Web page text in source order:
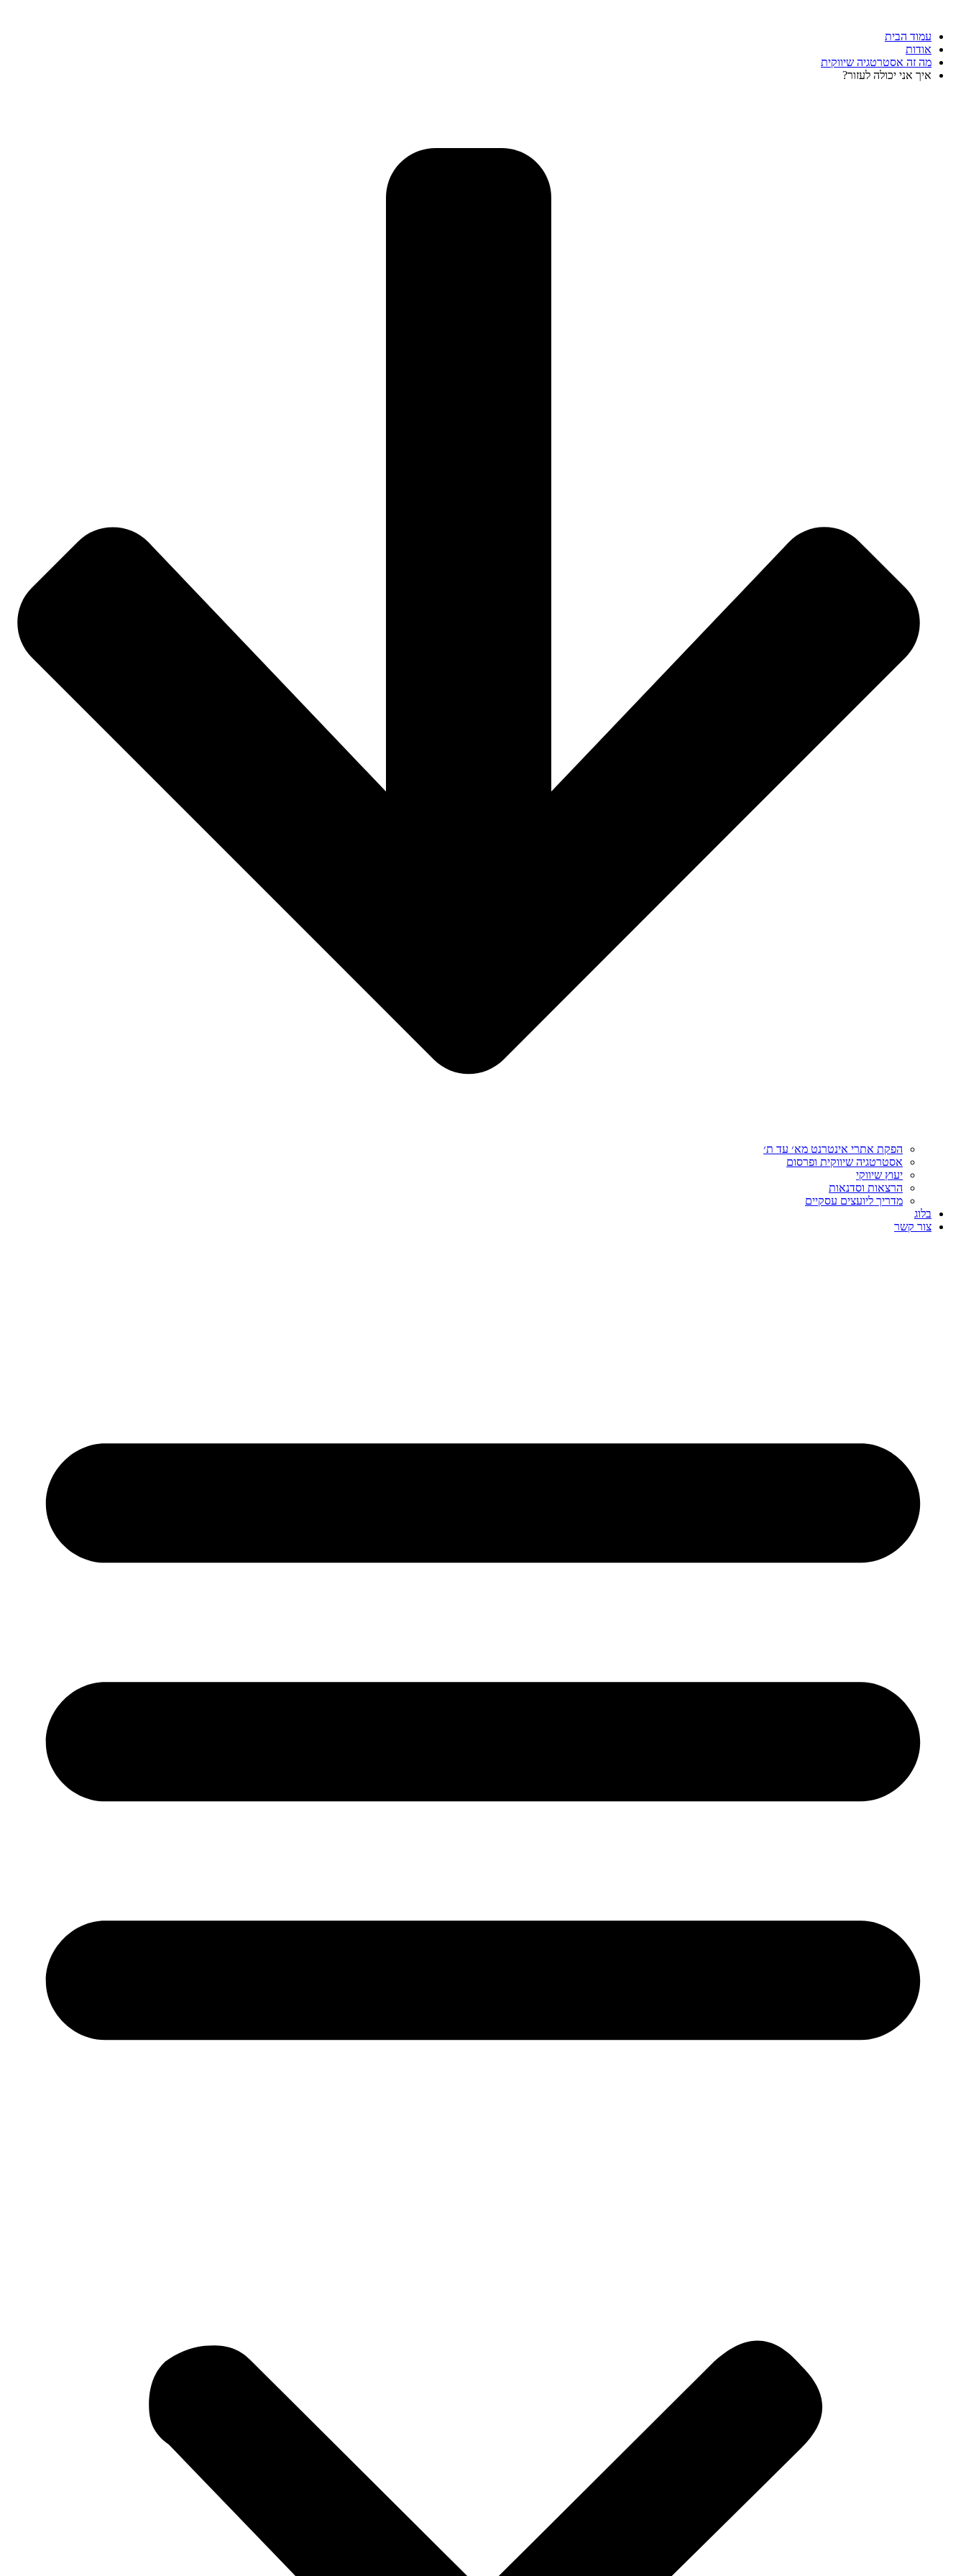
עמוד הבית
אודות
מה זה אסטרטגיה שיווקית
איך אני יכולה לעזור?
הפקת אתרי אינטרנט מא׳ עד ת׳
אסטרטגיה שיווקית ופרסום
יעוץ שיווקי
הרצאות וסדנאות
מדריך ליועצים עסקיים
בלוג
צור קשר